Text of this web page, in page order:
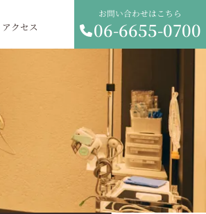
クセス
お問い合わせはこちら
06-6655-0700